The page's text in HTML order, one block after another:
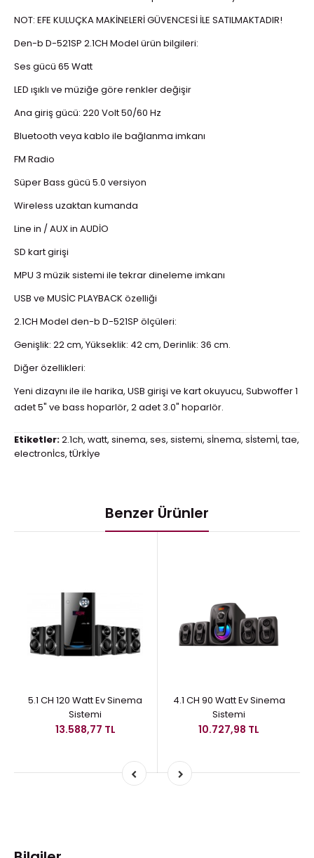
NOT: EFE KULUÇKA MAKİNELERİ GÜVENCESİ İLE SATILMAKTADIR!
Den-b D-521SP 2.1CH Model ürün bilgileri:
Ses gücü 65 Watt
LED ışıklı ve müziğe göre renkler değişir
Ana giriş gücü: 220 Volt 50/60 Hz
Bluetooth veya kablo ile bağlanma imkanı
FM Radio
Süper Bass gücü 5.0 versiyon
Wireless uzaktan kumanda
Line in / AUX in AUDİO
SD kart girişi
MPU 3 müzik sistemi ile tekrar dineleme imkanı
USB ve MUSİC PLAYBACK özelliği
2.1CH Model den-b D-521SP ölçüleri:
Genişlik: 22 cm, Yükseklik: 42 cm, Derinlik: 36 cm.
Diğer özellikleri:
Yeni dizaynı ile ile harika, USB girişi ve kart okuyucu, Subwoffer 1
adet 5" ve bass hoparlör, 2 adet 3.0" hoparlör.
Etiketler:2.1ch, watt, sinema, ses, sistemi, sİnema, sİstemİ,tae,
electronİcs,tÜrkİye
Benzer Ürünler
5.1 CH 120 Watt Ev Sinema
Sistemi
13.588,77 TL
4.1 CH 90 Watt Ev Sinema
Sistemi
10.727,98 TL